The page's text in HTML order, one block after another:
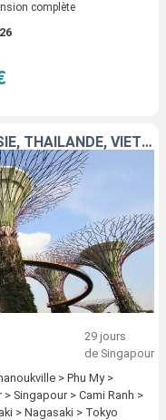
complète
SINGAPOUR, CAMBODGE, MALAISIE, THAÏLANDE, VIETNAM, CHINE, TAÏWAN, JAPON
29 jours
de Singapour
> Phu My >
Singapour > Cami Ranh >
> Nagasaki > Tokyo